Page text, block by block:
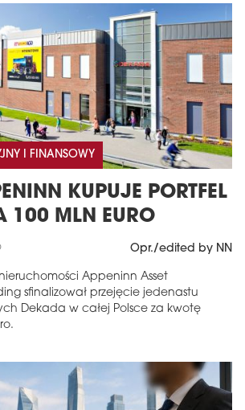
I FINANSOWY
KUPUJE PORTFEL
100 MLN EURO
Opr./edited by NN
Appeninn Asset
sfinalizował przejęcie jedenastu
Dekada w całej Polsce za kwotę